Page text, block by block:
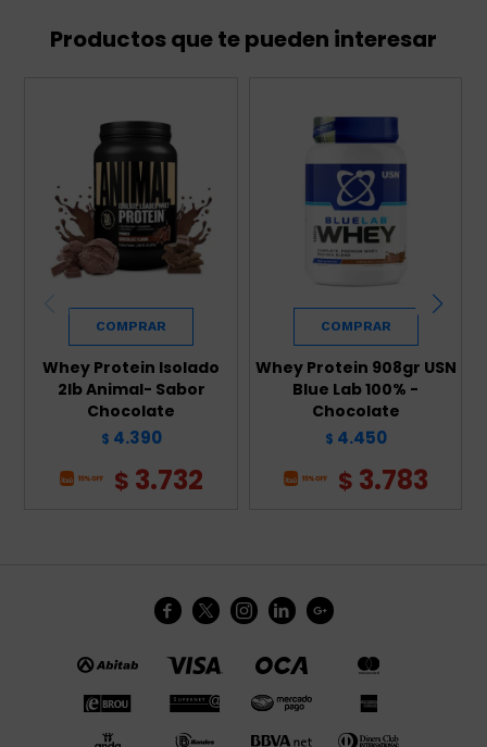
Productos que te pueden interesar
Whey Protein Isolado
2lb Animal- Sabor
Chocolate
$ 4.390
$ 3.732
Whey Protein 908gr USN
Blue Lab 100% -
Chocolate
$ 4.450
$ 3.783
    